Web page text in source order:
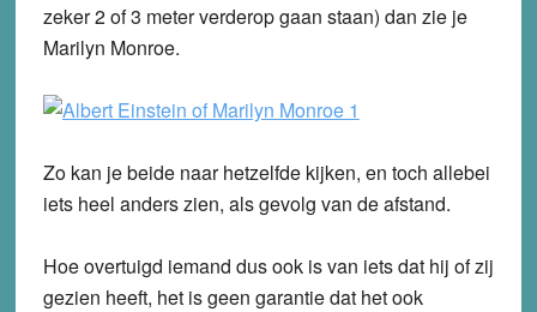
zeker 2 of 3 meter verderop gaan staan) dan zie je
Marilyn Monroe.
Zo kan je beide naar hetzelfde kijken, en toch allebei
iets heel anders zien, als gevolg van de afstand.
Hoe overtuigd iemand dus ook is van iets dat hij of zij
gezien heeft, het is geen garantie dat het ook